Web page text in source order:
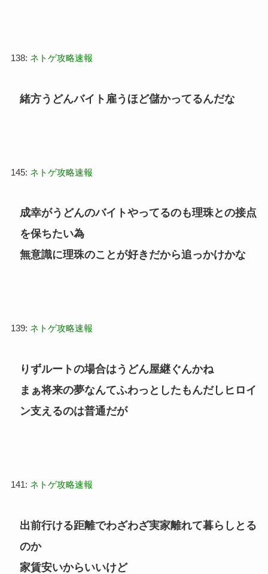
138: ネトゲ攻略速報
緒方うどんバイト雇うほど儲かってるんだな
145: ネトゲ攻略速報
成幸がうどんのバイトやってるのも理珠との接点
を保ちたい為
無意識に理珠のことが好きだから追っかけかな
139: ネトゲ攻略速報
りずルートの場合はうどん屋継ぐんかね
まぁ将来の夢なんてふわっとしたもんだしヒロイ
ン支えるのは普通だが
141: ネトゲ攻略速報
出前行ける距離でわざわざ実家離れて暮らしとる
のか
家賃安いからいいけど